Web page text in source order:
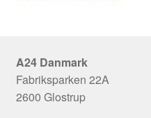
A24 Danmark
Fabriksparken 22A
2600 Glostrup